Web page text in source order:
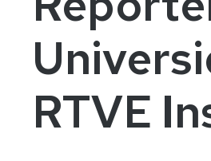
Facultad
en
Imágenes
Facultad
de
y
de
de
RTVE